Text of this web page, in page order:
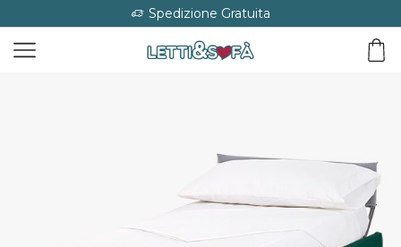
Spedizione Gratuita